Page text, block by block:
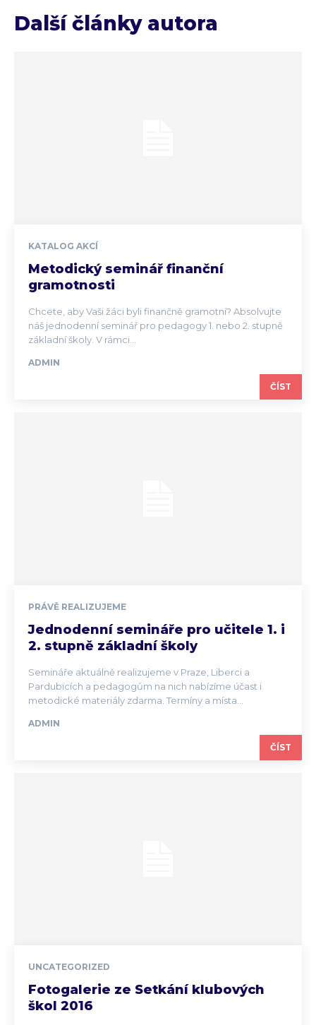
Další články autora
KATALOG AKCÍ
Metodický seminář finanční
gramotnosti
Chcete, aby Vaši žáci byli finančně gramotní? Absolvujte
náš jednodenní seminář pro pedagogy 1. nebo 2. stupně
základní školy. V rámci...
ADMIN
ČÍST
PRÁVĚ REALIZUJEME
Jednodenní semináře pro učitele 1. i
2. stupně základní školy
Semináře aktuálně realizujeme v Praze, Liberci a
Pardubicích a pedagogům na nich nabízíme účast i
metodické materiály zdarma. Termíny a místa...
ADMIN
ČÍST
UNCATEGORIZED
Fotogalerie ze Setkání klubových
škol 2016